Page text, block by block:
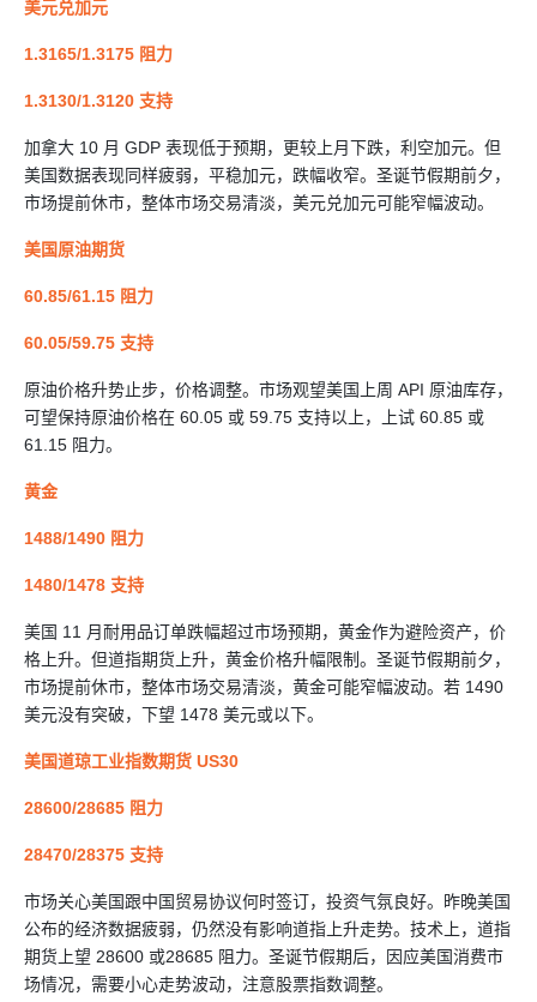
美元兑加元
1.3165/1.3175 阻力
1.3130/1.3120 支持
加拿大 10 月 GDP 表现低于预期，更较上月下跌，利空加元。但
美国数据表现同样疲弱，平稳加元，跌幅收窄。圣诞节假期前夕，
市场提前休市，整体市场交易清淡，美元兑加元可能窄幅波动。
美国原油期货
60.85/61.15 阻力
60.05/59.75 支持
原油价格升势止步，价格调整。市场观望美国上周 API 原油库存，
可望保持原油价格在 60.05 或 59.75 支持以上，上试 60.85 或
61.15 阻力。
黄金
1488/1490 阻力
1480/1478 支持
美国 11 月耐用品订单跌幅超过市场预期，黄金作为避险资产，价
格上升。但道指期货上升，黄金价格升幅限制。圣诞节假期前夕，
市场提前休市，整体市场交易清淡，黄金可能窄幅波动。若 1490
美元没有突破，下望 1478 美元或以下。
美国道琼工业指数期货 US30
28600/28685 阻力
28470/28375 支持
市场关心美国跟中国贸易协议何时签订，投资气氛良好。昨晚美国
公布的经济数据疲弱，仍然没有影响道指上升走势。技术上，道指
期货上望 28600 或28685 阻力。圣诞节假期后，因应美国消费市
场情况，需要小心走势波动，注意股票指数调整。